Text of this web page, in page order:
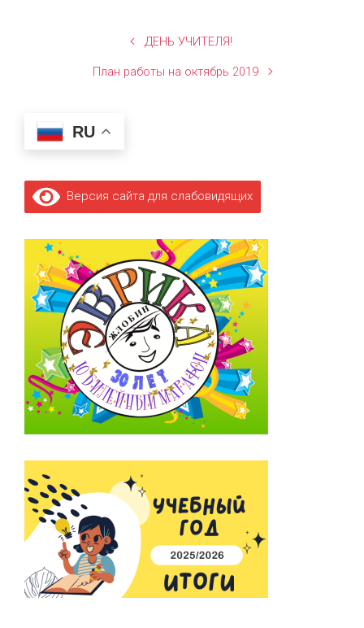
ДЕНЬ УЧИТЕЛЯ!
План работы на октябрь 2019
RU
Версия сайта для слабовидящих